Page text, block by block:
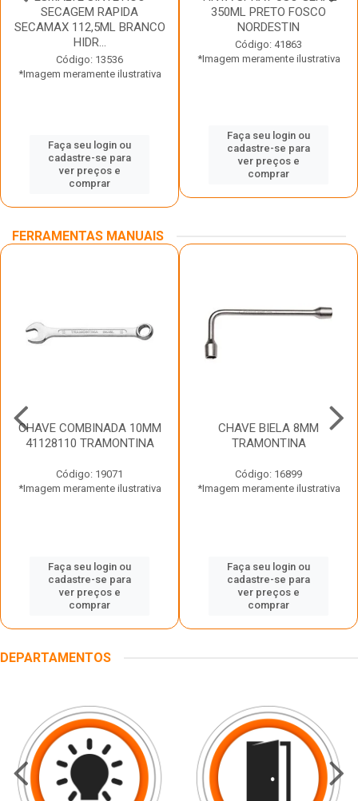
SECAGEM RAPIDA
SECAMAX 112,5ML BRANCO
HIDR...
Código: 13536
*Imagem meramente ilustrativa
Faça seu login ou
cadastre-se para
ver preços e
comprar
350ML PRETO FOSCO
NORDESTIN
Código: 41863
*Imagem meramente ilustrativa
Faça seu login ou
cadastre-se para
ver preços e
comprar
FERRAMENTAS MANUAIS
CHAVE COMBINADA 10MM
41128110 TRAMONTINA
Código: 19071
*Imagem meramente ilustrativa
Faça seu login ou
cadastre-se para
ver preços e
comprar
CHAVE BIELA 8MM
TRAMONTINA
Código: 16899
*Imagem meramente ilustrativa
Faça seu login ou
cadastre-se para
ver preços e
comprar
DEPARTAMENTOS